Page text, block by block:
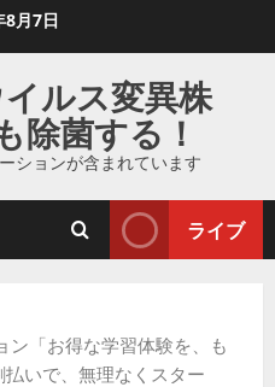
月7日
ルス変異株
除菌する！
ションが含まれています
ライブ
ン「お得な学習体験を、も
いで、無理なくスター